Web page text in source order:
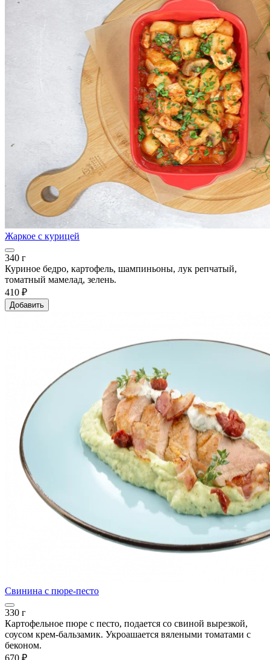
Жаркое с курицей
340 г
Куриное бедро, картофель, шампиньоны, лук репчатый,
томатный мамелад, зелень.
410 ₽
Добавить
Свинина с пюре-песто
330 г
Картофельное пюре с песто, подается со свиной вырезкой,
соусом крем-бальзамик. Укроашается вялеными томатами с
беконом.
670 ₽